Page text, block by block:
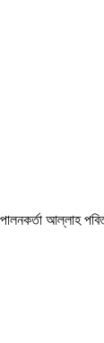
আল্লাহ